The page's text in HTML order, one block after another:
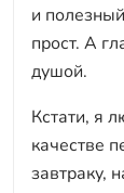
и
прост. А
душой.
Кстати, я
качестве
завтраку,